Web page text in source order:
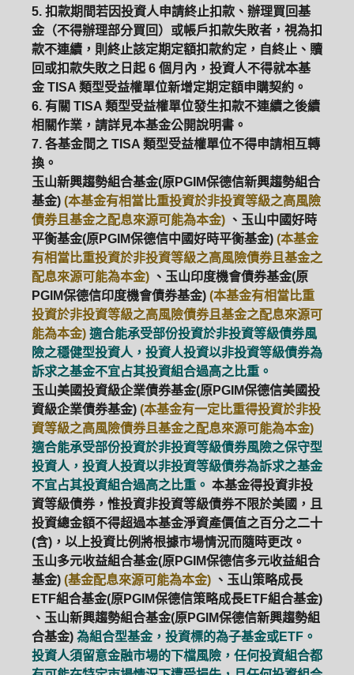
5. 扣款期間若因投資人申請終止扣款、辦理買回基
金（不得辦理部分買回）或帳戶扣款失敗者，視為扣
款不連續，則終止該定期定額扣款約定，自終止、贖
回或扣款失敗之日起 6 個月內，投資人不得就本基
金 TISA 類型受益權單位新增定期定額申購契約。
6. 有關 TISA 類型受益權單位發生扣款不連續之後續
相關作業，請詳見本基金公開說明書。
7. 各基金間之 TISA 類型受益權單位不得申請相互轉
換。
玉山新興趨勢組合基金(原PGIM保德信新興趨勢組合
基金) (本基金有相當比重投資於非投資等級之高風險
債券且基金之配息來源可能為本金) 、玉山中國好時
平衡基金(原PGIM保德信中國好時平衡基金) (本基金
有相當比重投資於非投資等級之高風險債券且基金之
配息來源可能為本金) 、玉山印度機會債券基金(原
PGIM保德信印度機會債券基金) (本基金有相當比重
投資於非投資等級之高風險債券且基金之配息來源可
能為本金) 適合能承受部份投資於非投資等級債券風
險之穩健型投資人，投資人投資以非投資等級債券為
訴求之基金不宜占其投資組合過高之比重。
玉山美國投資級企業債券基金(原PGIM保德信美國投
資級企業債券基金) (本基金有一定比重得投資於非投
資等級之高風險債券且基金之配息來源可能為本金)
適合能承受部份投資於非投資等級債券風險之保守型
投資人，投資人投資以非投資等級債券為訴求之基金
不宜占其投資組合過高之比重。 本基金得投資非投
資等級債券，惟投資非投資等級債券不限於美國，且
投資總金額不得超過本基金淨資產價值之百分之二十
(含)，以上投資比例將根據市場情況而隨時更改。
玉山多元收益組合基金(原PGIM保德信多元收益組合
基金) (基金配息來源可能為本金) 、玉山策略成長
ETF組合基金(原PGIM保德信策略成長ETF組合基金)
、玉山新興趨勢組合基金(原PGIM保德信新興趨勢組
合基金) 為組合型基金，投資標的為子基金或ETF。
投資人須留意金融市場的下檔風險，任何投資組合都